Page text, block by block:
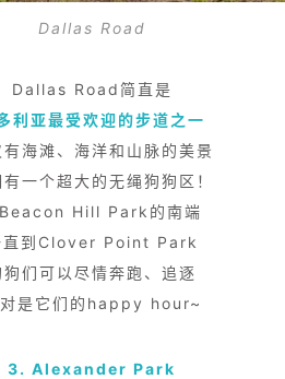
Dallas Road
Dallas Road简直是
利亚最受欢迎的步道之一
有海滩、海洋和山脉的美景
一个超大的无绳狗狗区！
Hill Park的南端
直到Clover Point Park
狗们可以尽情奔跑、追逐
是它们的happy hour~
3. Alexander Park